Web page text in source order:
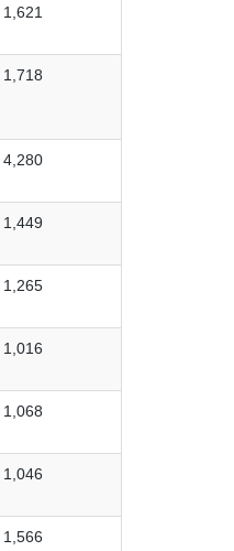
1,621
1,718
4,280
1,449
1,265
1,016
1,068
1,046
1,566